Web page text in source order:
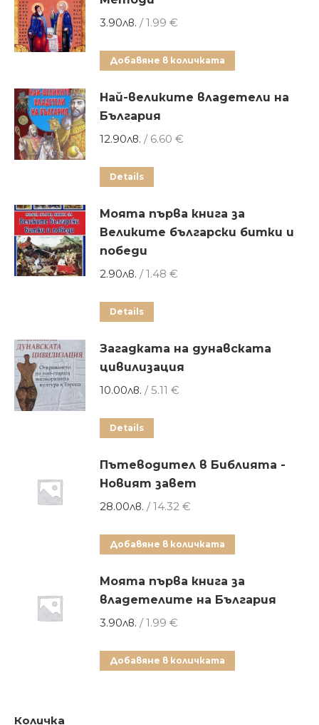
3.90лв. / 1.99 €
Добавяне в количката
Най-великите владетели на
България
12.90лв. / 6.60 €
Details
Моята първа книга за
Великите български битки и
победи
2.90лв. / 1.48 €
Details
Загадката на дунавската
цивилизация
10.00лв. / 5.11 €
Details
Пътеводител в Библията -
Новият завет
28.00лв. / 14.32 €
Добавяне в количката
Моята първа книга за
владетелите на България
3.90лв. / 1.99 €
Добавяне в количката
Количка